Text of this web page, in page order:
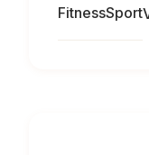
FitnessSport